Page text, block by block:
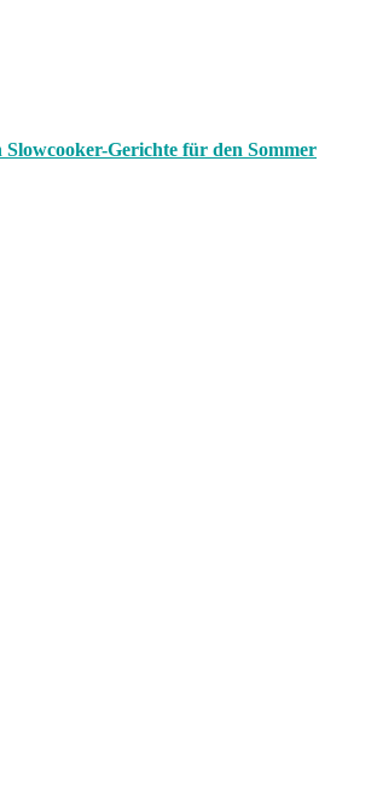
Slowcooker-Gerichte für den Sommer